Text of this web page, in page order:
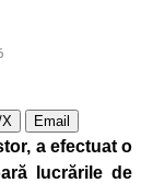
a nopții.
că măsura nu
pietonal, iar
la un
Email
a efectuat o
lucrările de